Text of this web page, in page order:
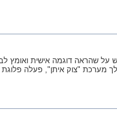
על שהראה דוגמה אישית ואומץ
במנחם-אב התשע"ד (1 באוגוסט 2014), במהלך מערכת "צוק